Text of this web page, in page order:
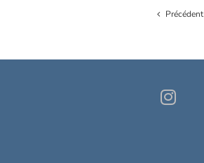
Précédent